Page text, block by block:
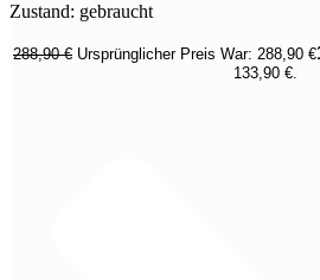
Zustand: gebraucht
288,90€ Ursprünglicher Preis War: 288,90 €
133,90 €.